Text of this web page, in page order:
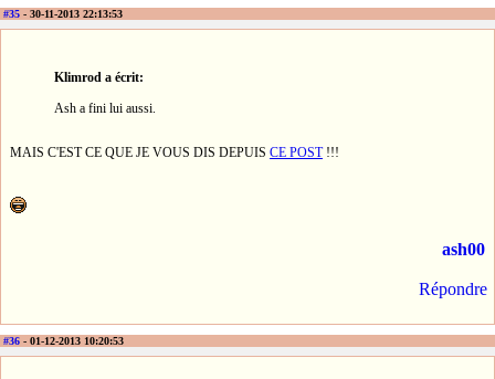
#35 - 30-11-2013 22:13:53
Klimrod a écrit:
Ash a fini lui aussi.
MAIS C'EST CE QUE JE VOUS DIS DEPUIS CE POST!!!
ash00
Répondre
#36 - 01-12-2013 10:20:53